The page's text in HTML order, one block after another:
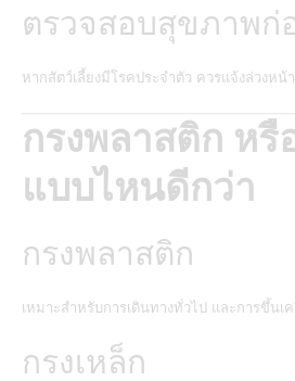
ตรวจสอบสุขภาพก่
หากสัตว์เลี้ยงมีโรคประจำตัว ควรแจ้งล่วงหน้า
กรงพลาสติก หรื
แบบไหนดีกว่า
กรงพลาสติก
เหมาะสำหรับการเดินทางทั่วไป และการขึ้นเ
กรงเหล็ก